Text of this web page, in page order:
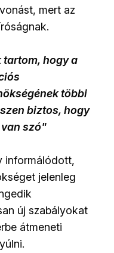
mert az
tartom, hogy a
többi
biztos, hogy
szó"
informálódott,
jelenleg
új szabályokat
átmeneti